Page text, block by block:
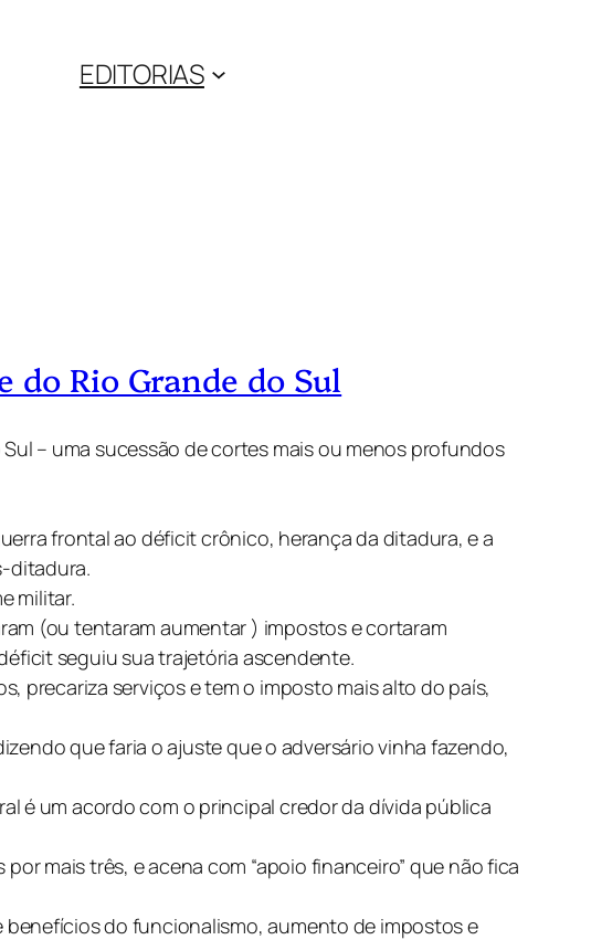
EDITORIAS
do Rio Grande do Sul
– uma sucessão de cortes mais ou menos profundos
frontal ao déficit crônico, herança da ditadura, e a
ditadura.
militar.
(ou tentaram aumentar ) impostos e cortaram
seguiu sua trajetória ascendente.
precariza serviços e tem o imposto mais alto do país,
que faria o ajuste que o adversário vinha fazendo,
é um acordo com o principal credor da dívida pública
mais três, e acena com “apoio financeiro” que não fica
do funcionalismo, aumento de impostos e